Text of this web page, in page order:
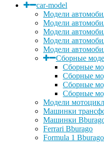
car-model
Модели
Модели
Модели
Модели
Модели
Сборные
Сборные
Сборные
Сборные
Сборные
Модели
Машинки
Машинки
Ferrari Bburago
Formula 1 Bburago